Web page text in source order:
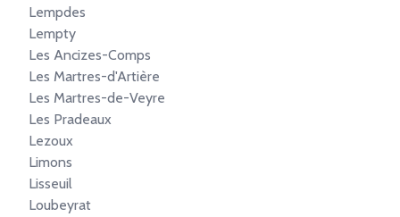
Lempdes
Lempty
Les Ancizes-Comps
Les Martres-d'Artière
Les Martres-de-Veyre
Les Pradeaux
Lezoux
Limons
Lisseuil
Loubeyrat